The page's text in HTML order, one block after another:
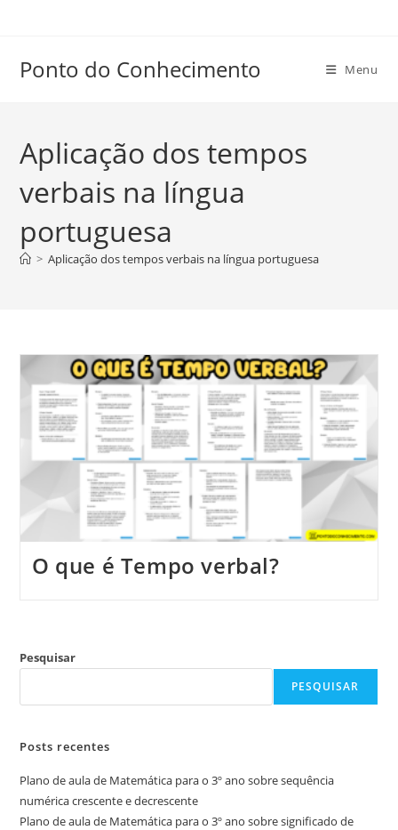
conteúdo
Ponto do Conhecimento Menu
Aplicação dos tempos
verbais na língua
portuguesa
> Aplicação dos tempos verbais na língua portuguesa
O que é Tempo verbal?
Pesquisar
PESQUISAR
Posts recentes
Plano de aula de Matemática para o 3º ano sobre sequência
numérica crescente e decrescente
Plano de aula de Matemática para o 3º ano sobre significado de